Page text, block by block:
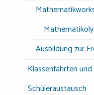
Ausbildung zur
Klassenfahrten
Schüleraustausch